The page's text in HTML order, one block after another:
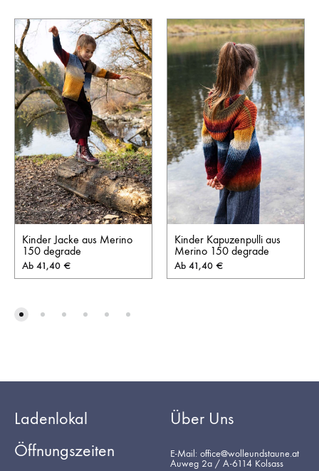
Kinder Jacke aus Merino
150 degrade
Ab 41,40 €
Kinder Kapuzenpulli aus
Merino 150 degrade
Ab 41,40 €
Ladenlokal
Öffnungszeiten
Über Uns
E-Mail: office@wolleundstaune.at
Auweg 2a / A-6114 Kolsass